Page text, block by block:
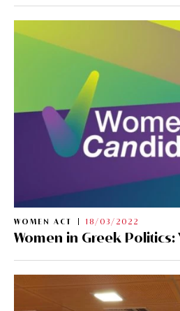
WOMEN ACT 18/03/2022
Women in Greek Politics: